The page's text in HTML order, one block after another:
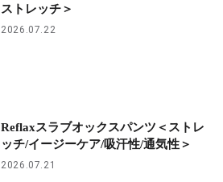
ストレッチ＞
2026.07.22
Reflaxスラブオックスパンツ＜ストレ
ッチ/イージーケア/吸汗性/通気性＞
2026.07.21